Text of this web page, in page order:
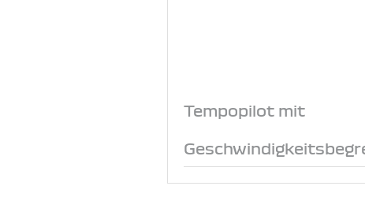
Tempopilot mit